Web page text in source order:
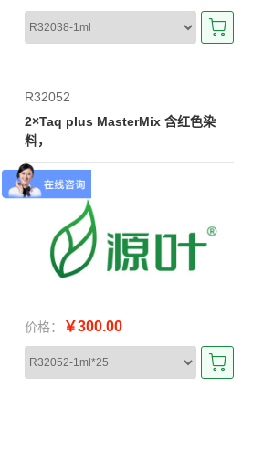
R32052
2×Taq plus MasterMix 含红色染
料，
价格： ￥300.00